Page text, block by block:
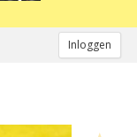
Inloggen